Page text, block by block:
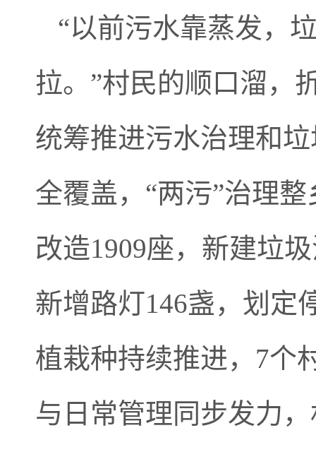
“以前污水靠蒸发，
拉。”村民的顺口溜，
统筹推进污水治理和
全覆盖，“两污”治理
改造1909座，新建垃
新增路灯146盏，划定
植栽种持续推进，7个
与日常管理同步发力